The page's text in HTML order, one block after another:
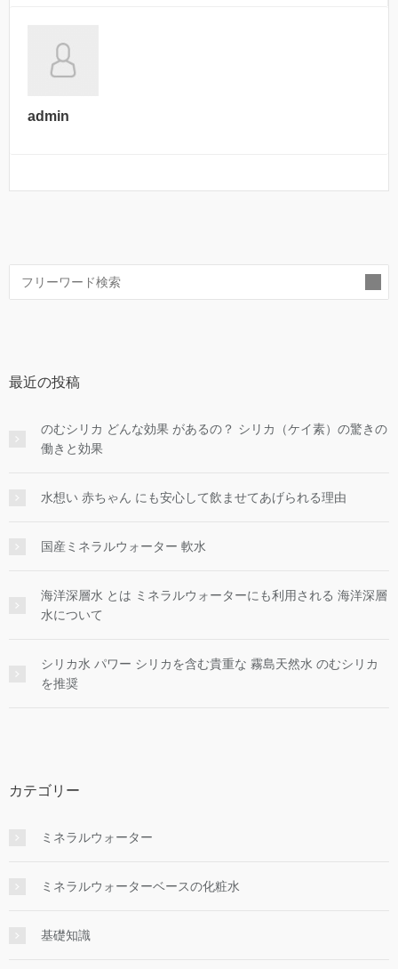
admin
最近の投稿
のむシリカ どんな効果 があるの？ シリカ（ケイ素）の驚きの
働きと効果
水想い 赤ちゃん にも安心して飲ませてあげられる理由
国産ミネラルウォーター 軟水
海洋深層水 とは ミネラルウォーターにも利用される 海洋深層
水について
シリカ水 パワー シリカを含む貴重な 霧島天然水 のむシリカ
を推奨
カテゴリー
ミネラルウォーター
ミネラルウォーターベースの化粧水
基礎知識